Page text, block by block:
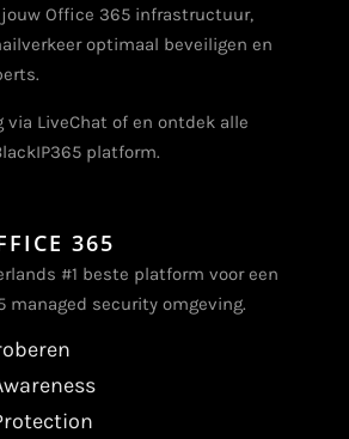
jouw Office 365 infrastructuur,
optimaal beveiligen en
via LiveChat of en ontdek alle
platform.
365
#1 beste platform voor een
managed security omgeving.